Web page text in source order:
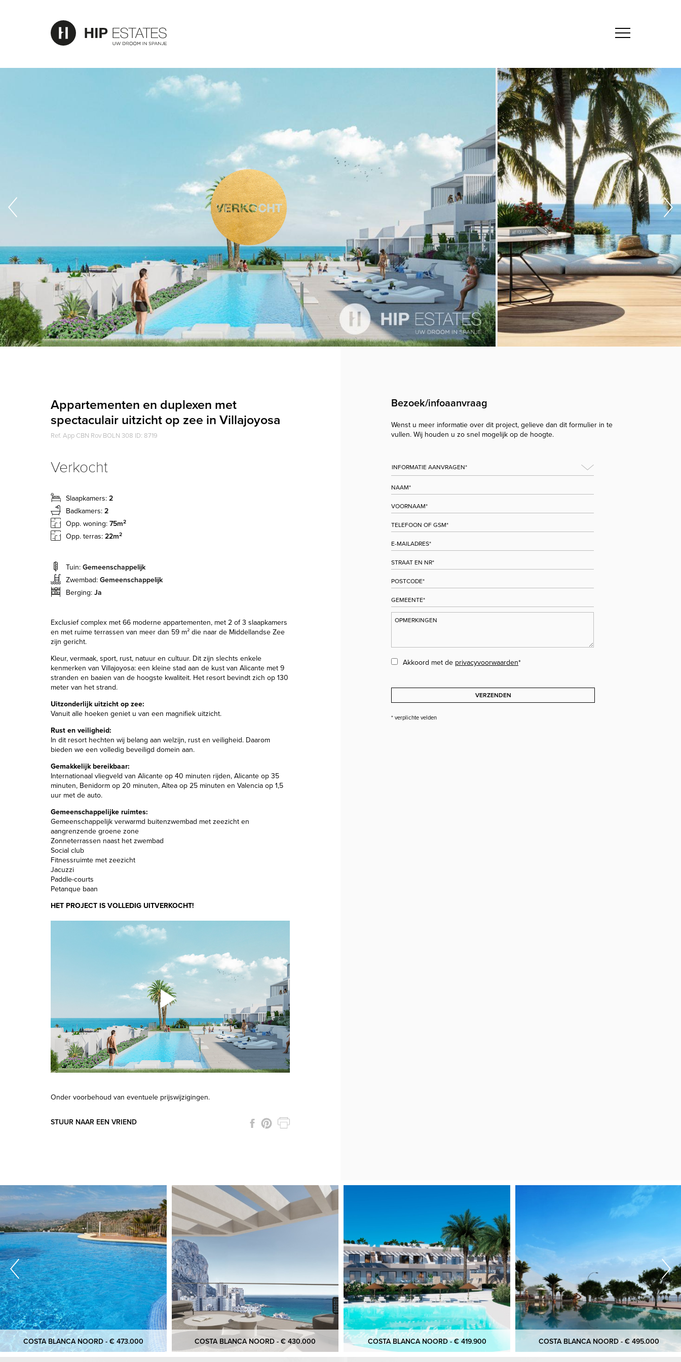
Appartementen en duplexen met
spectaculair uitzicht op zee in Villajoyosa
Ref. App CBN Rov BOLN 308 ID: 8719
Verkocht
Slaapkamers: 2
Badkamers: 2
Opp. woning: 75m2
Opp. terras: 22m2
Tuin: Gemeenschappelijk
Zwembad: Gemeenschappelijk
Berging: Ja
Exclusief complex met 66 moderne appartementen, met 2 of 3 slaapkamers
en met ruime terrassen van meer dan 59 m² die naar de Middellandse Zee
zijn gericht.
Kleur, vermaak, sport, rust, natuur en cultuur. Dit zijn slechts enkele
kenmerken van Villajoyosa: een kleine stad aan de kust van Alicante met 9
stranden en baaien van de hoogste kwaliteit. Het resort bevindt zich op 130
meter van het strand.
Uitzonderlijk uitzicht op zee:
Vanuit alle hoeken geniet u van een magnifiek uitzicht.
Rust en veiligheid:
In dit resort hechten wij belang aan welzijn, rust en veiligheid. Daarom
bieden we een volledig beveiligd domein aan.
Gemakkelijk bereikbaar:
Internationaal vliegveld van Alicante op 40 minuten rijden, Alicante op 35
minuten, Benidorm op 20 minuten, Altea op 25 minuten en Valencia op 1,5
uur met de auto.
Gemeenschappelijke ruimtes:
Gemeenschappelijk verwarmd buitenzwembad met zeezicht en
aangrenzende groene zone
Zonneterrassen naast het zwembad
Social club
Fitnessruimte met zeezicht
Jacuzzi
Paddle-courts
Petanque baan
HET PROJECT IS VOLLEDIG UITVERKOCHT!
Onder voorbehoud van eventuele prijswijzigingen.
STUUR NAAR EEN VRIEND
Bezoek/infoaanvraag
Wenst u meer informatie over dit project, gelieve dan dit formulier in te
vullen. Wij houden u zo snel mogelijk op de hoogte.
Akkoord met de privacyvoorwaarden*
VERZENDEN
* verplichte velden
COSTA BLANCA NOORD - € 473.000 COSTA BLANCA NOORD - € 430.000 COSTA BLANCA NOORD - € 419.900 COSTA BLANCA NOORD - € 495.000